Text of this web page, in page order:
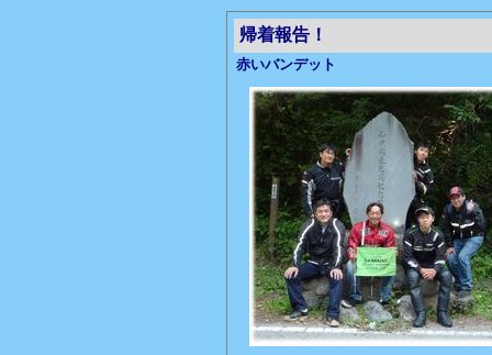
帰着報告！
赤いバンデット